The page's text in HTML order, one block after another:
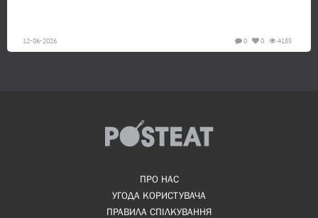
12-06-2026 4185
0
0
ПРО НАС
УГОДА КОРИСТУВАЧА
ПРАВИЛА СПІЛКУВАННЯ